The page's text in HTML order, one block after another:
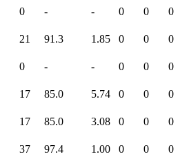
0 - - 0 0 0
21 91.3 1.85 0 0 0
0 - - 0 0 0
17 85.0 5.74 0 0 0
17 85.0 3.08 0 0 0
37 97.4 1.00 0 0 0